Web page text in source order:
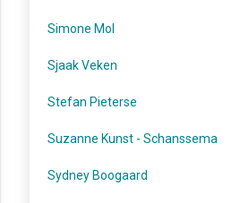
Simone Mol
Sjaak Veken
Stefan Pieterse
Suzanne Kunst - Schanssema
Sydney Boogaard